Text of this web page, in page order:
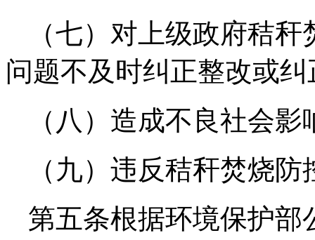
（七）对上级政府秸
问题不及时纠正整改或
（八）造成不良社会
（九）违反秸秆焚烧
第五条根据环境保护部